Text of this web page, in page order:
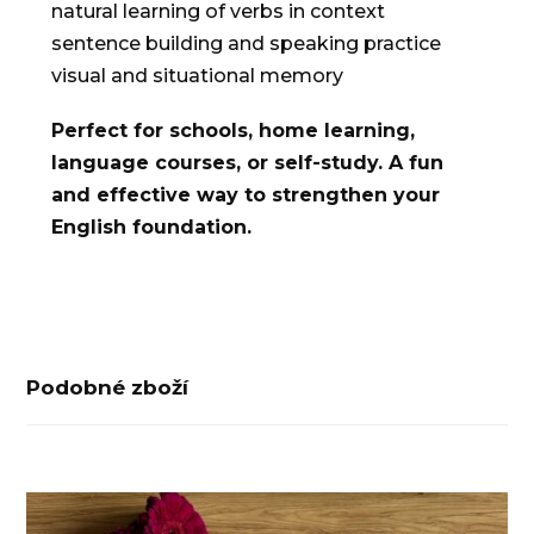
natural learning of verbs in context
sentence building and speaking practice
visual and situational memory
Perfect for schools, home learning,
language courses, or self-study. A fun
and effective way to strengthen your
English foundation.
Podobné zboží